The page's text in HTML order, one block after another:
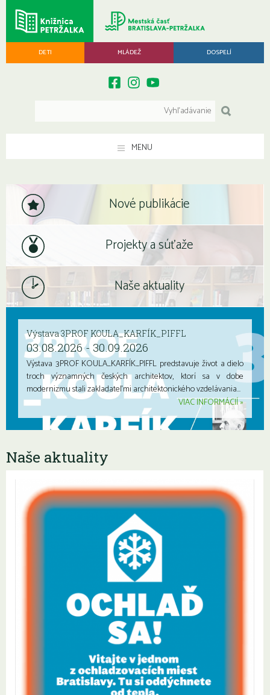
DETI MLÁDEŽ DOSPELÍ
MENU
Nové publikácie
Projekty a súťaže
Naše aktuality
Výstava 3PROF KOULA_KARFÍK_PIFFL
03.08.2026 - 30.09.2026
Výstava 3PROF KOULA_KARFÍK_PIFFL predstavuje život a dielo
troch významných českých architektov, ktorí sa v dobe
modernizmu stali zakladateľmi architektonického vzdelávania...
VIAC INFORMÁCIÍ
Naše aktuality